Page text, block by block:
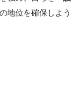
地位を確保しよう